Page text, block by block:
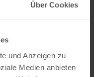
Über Cookies
und Anzeigen zu
Medien anbieten